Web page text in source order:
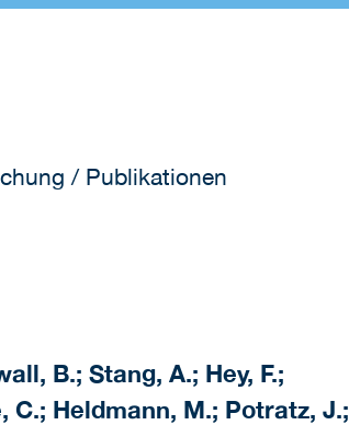
/ Publikationen
B.; Stang, A.; Hey, F.;
C.; Heldmann, M.; Potratz, J.;